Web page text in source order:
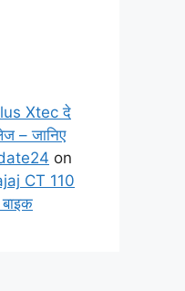
Xtec दे
– जानिए
on
CT 110